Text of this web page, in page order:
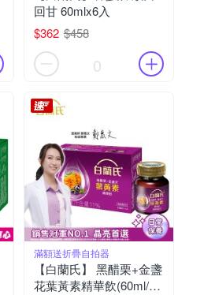
回甘 60mlx6入
$362 $458
0
滿額送折疊自拍器
【白蘭氏】 黑醋栗+金盞
花葉黃素精華飲(60ml/6